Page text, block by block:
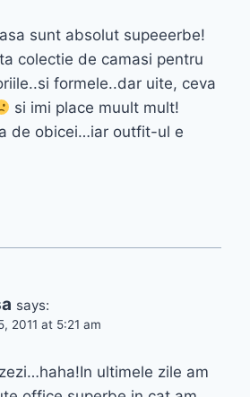
sunt absolut supeeerbe!
colectie de camasi pentru
formele..dar uite, ceva
si imi place muult mult!
de obicei…iar outfit-ul e
says:
2011 at 5:21 am
ultimele zile am